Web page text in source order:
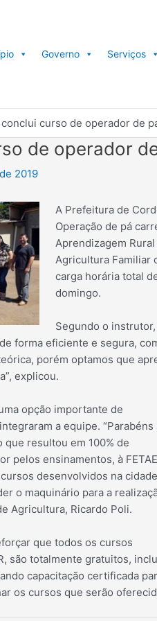
Governo Serviços
curso de operador de
de operador
2019
A Prefeitura de
Operação de pá
Aprendizagem
Agricultura Familiar
carga horária total
domingo.
Segundo o
forma eficiente e segura,
porém optamos que
explicou.
opção importante de
a equipe. “Parabéns
resultou em 100% de
pelos ensinamentos, à
desenvolvidos na
o maquinário para a
Agricultura, Ricardo Poli.
que todos os cursos
são totalmente gratuitos,
capacitação certificada
os cursos que serão